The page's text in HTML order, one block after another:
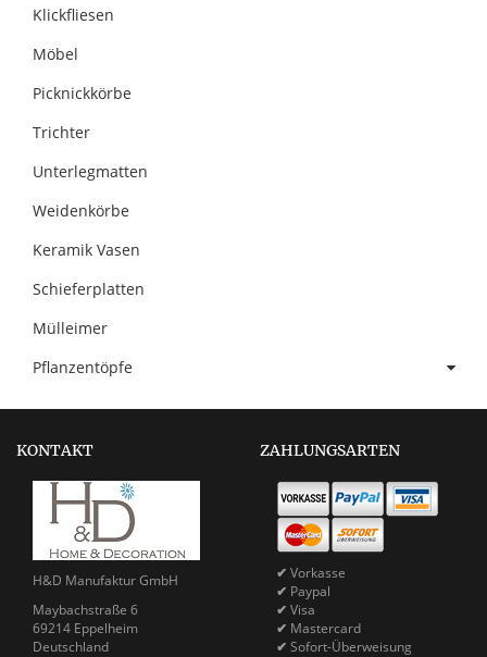
Klickfliesen
Möbel
Picknickkörbe
Trichter
Unterlegmatten
Weidenkörbe
Keramik Vasen
Schieferplatten
Mülleimer
Pflanzentöpfe
KONTAKT
H&D Manufaktur GmbH
Maybachstraße 6
69214 Eppelheim
Deutschland
ZAHLUNGSARTEN
✔ Vorkasse
✔ Paypal
✔ Visa
✔ Mastercard
✔ Sofort-Überweisung